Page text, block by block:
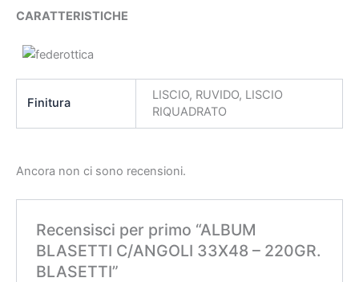
CARATTERISTICHE
Finitura
LISCIO, RUVIDO, LISCIO
RIQUADRATO
Ancora non ci sono recensioni.
Recensisci per primo “ALBUM
BLASETTI C/ANGOLI 33X48 – 220GR.
BLASETTI”